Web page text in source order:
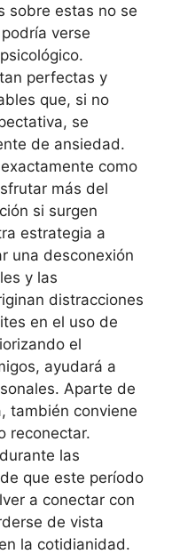
sobre estas no se
verse
perfectas y
que, si no
se
de ansiedad.
como
más del
si surgen
estrategia a
una desconexión
y las
distracciones
en el uso de
el
ayudará a
Aparte de
también conviene
reconectar.
las
que este período
a conectar con
de vista
la cotidianidad.